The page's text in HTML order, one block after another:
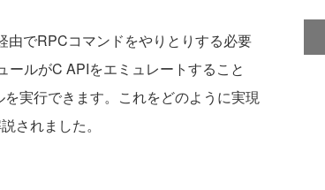
でRPCコマンドをやりとりする必要
ールがC APIをエミュレートすること
実行できます。これをどのように実現
されました。